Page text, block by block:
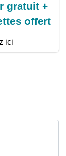
gratuit +
offert
ici